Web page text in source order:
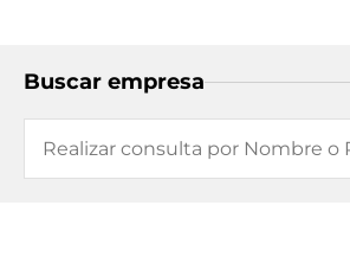
Buscar empresa